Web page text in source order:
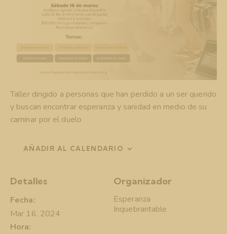
Taller dirigido a personas que han perdido a un ser querido
y buscan encontrar esperanza y sanidad en medio de su
caminar por el duelo
AÑADIR AL CALENDARIO
Detalles
Fecha:
Mar 16, 2024
Hora:
Organizador
Esperanza
Inquebrantable